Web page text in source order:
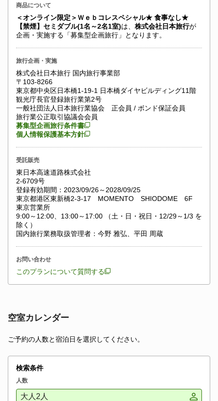
商品について
＜オンライン限定＞Ｗｅｂコレスペシャル★ 食事なし★
【禁煙】セミダブル(1名～2名1室)は、 株式会社日本旅行が
企画・実施する「募集型企画旅行」となります。
旅行企画・実施
株式会社日本旅行 国内旅行事業部
〒103-8266
東京都中央区日本橋1-19-1 日本橋ダイヤビルディング11階
観光庁長官登録旅行業第2号
一般社団法人日本旅行業協会 正会員 / ボンド保証会員
旅行業公正取引協議会会員
募集型企画旅行条件書
個人情報保護基本方針
受託販売
東日本高速道路株式会社
2-6709号
登録有効期間：2023/09/26～2028/09/25
東京都港区東新橋2-3-17 MOMENTO SHIODOME 6F
東京営業所
9:00～12:00、13:00～17:00 （土・日・祝日・12/29～1/3 を
除く）
国内旅行業務取扱管理者：今野 雅弘、平田 周蔵
お問い合わせ
このプランについて質問する
空室カレンダー
ご予約の人数と宿泊日を選択してください。
検索条件
人数
大人2人